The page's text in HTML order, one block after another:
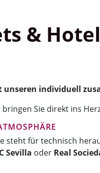
&
unseren individuell
Sie direkt ins
steht für technisch
Sevilla oder Real